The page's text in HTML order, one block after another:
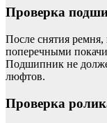
Проверка
После снятия
поперечными
Подшипник не
люфтов.
Проверка